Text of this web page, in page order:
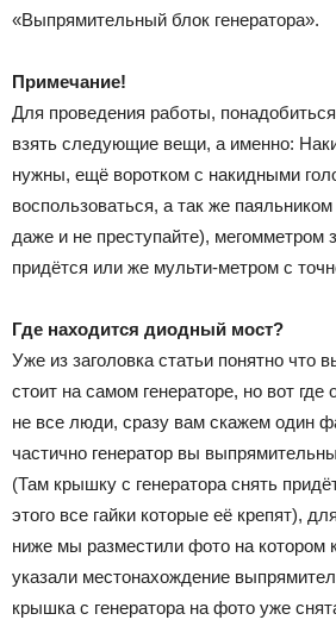
«Выпрямительный блок генератора».
Примечание!
Для проведения работы,
взять следующие вещи, а именно:
нужны, ещё воротком с накидными
воспользоваться, а так же
даже и не преступайте), мегомметром
придётся или же мульти-метром с
Где находится диодный мост?
Уже из заголовка статьи понятно что
стоит на самом генераторе, но вот где
не все люди, сразу вам скажем один
частично генератор вы
(Там крышку с генератора снять
этого все гайки которые её крепят),
ниже мы разместили фото на котором
указали местонахождение
крышка с генератора на фото уже